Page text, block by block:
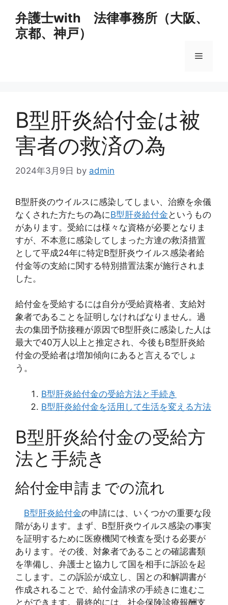
弁護士with 法律事務所（大阪、
京都、神戸）
メ
B型肝炎給付金は被
害者の救済の為
2024年3月9日 by admin
B型肝炎のウイルスに感染してしまい、治療を余儀
なくされた方たちの為にB型肝炎給付金 というもの
があります。受給には様々な資格が必要となりま
すが、不本意に感染してしまった方達の救済措置
として平成24年に特定B型肝炎ウイルス感染者給
付金等の支給に関する特別措置法案が施行されま
した。
給付金を受給するには自分が受給資格者、支給対
象者であることを証明しなければなりません。過
去の集団予防接種が原因でB型肝炎に感染した人は
最大で40万人以上と推定され、今後もB型肝炎給
付金の受給者は増加傾向にあると言えるでしょ
う。
B型肝炎給付金の受給方法と手続き
B型肝炎給付金を活用して生活を変える方法
B型肝炎給付金の受給方
法と手続き
給付金申請までの流れ
B型肝炎給付金の申請には、いくつかの重要な段
階があります。まず、B型肝炎ウイルス感染の事実
を証明するために医療機関で検査を受ける必要が
あります。その後、対象者であることの確認書類
を準備し、弁護士と協力して国を相手に訴訟を起
こします。この訴訟が成立し、国との和解調書が
作成されることで、給付金請求の手続きに進むこ
とができます。最終的には、社会保険診療報酬支